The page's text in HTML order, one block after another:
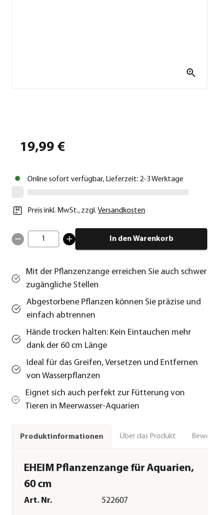
19,99 €
Online sofort verfügbar, Lieferzeit: 2-3 Werktage
Preis inkl. MwSt., zzgl. Versandkosten
1 In den Warenkorb
Mit der Pflanzenzange erreichen Sie auch schwer
zugängliche Stellen
Abgestorbene Pflanzen können Sie präzise und
einfach abtrennen
Hände trocken halten: Kein Eintauchen mehr
dank der 60 cm Länge
Ideal für das Greifen, Versetzen und Entfernen
von Wasserpflanzen
Eignet sich auch perfekt zur Fütterung von
Tieren in Meerwasser-Aquarien
Produktinformationen Über das Produkt
EHEIM Pflanzenzange für Aquarien,
60 cm
Art. Nr. 522607